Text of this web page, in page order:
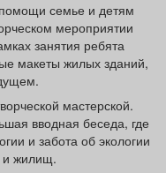
Погода
семье и детям
мероприятии
занятия ребята
макеты жилых зданий,
мастерской.
вводная беседа, где
и забота об экологии
и жилищ.